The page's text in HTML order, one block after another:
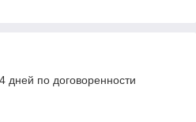
дней по договоренности